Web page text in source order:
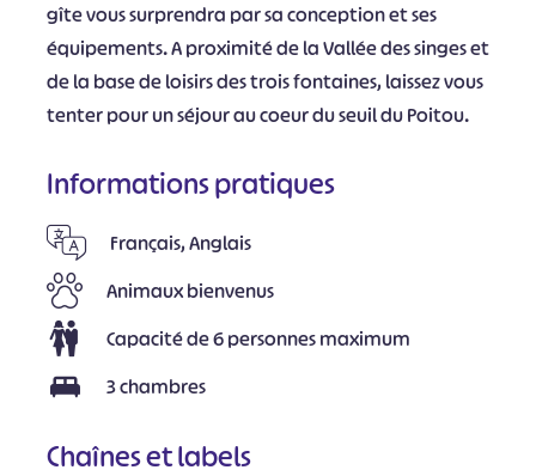
gîte vous surprendra par sa conception et ses
équipements. A proximité de la Vallée des singes et
de la base de loisirs des trois fontaines, laissez vous
tenter pour un séjour au coeur du seuil du Poitou.
Informations pratiques
Français, Anglais
Animaux bienvenus
Capacité de 6 personnes maximum
3 chambres
Chaînes et labels